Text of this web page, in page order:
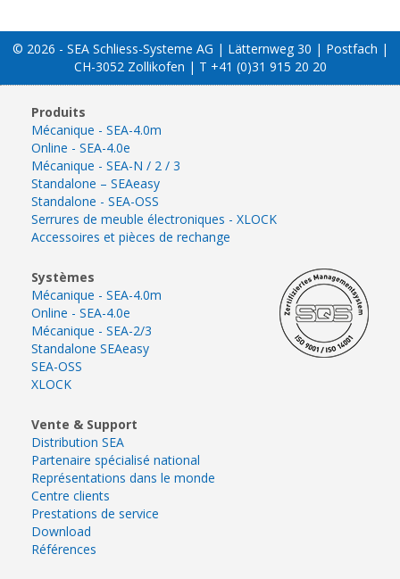
© 2026 - SEA Schliess-Systeme AG | Lätternweg 30 | Postfach |
CH-3052 Zollikofen | T +41 (0)31 915 20 20
Produits
Mécanique - SEA-4.0m
Online - SEA-4.0e
Mécanique - SEA-N / 2 / 3
Standalone – SEAeasy
Standalone - SEA-OSS
Serrures de meuble électroniques - XLOCK
Accessoires et pièces de rechange
Systèmes
Mécanique - SEA-4.0m
Online - SEA-4.0e
Mécanique - SEA-2/3
Standalone SEAeasy
SEA-OSS
XLOCK
Vente & Support
Distribution SEA
Partenaire spécialisé national
Représentations dans le monde
Centre clients
Prestations de service
Download
Références